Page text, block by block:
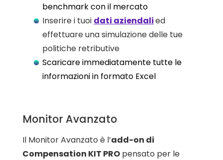
benchmark con il mercato
Inserire i tuoi dati aziendalied
effettuare una simulazione delle tue
politiche retributive
Scaricare immediatamente tutte le
informazioni in formato Excel
Monitor Avanzato
Il Monitor Avanzato è l’add-on di
Compensation KIT PRO pensato per le